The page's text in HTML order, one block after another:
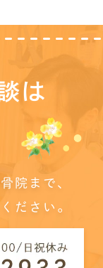
は
院まで、
ださい。